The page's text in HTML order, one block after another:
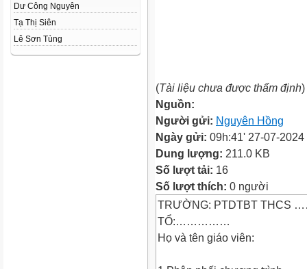
Dư Công Nguyên
Tạ Thị Siên
Lê Sơn Tùng
(Tài liệu chưa được thẩm định)
Nguồn:
Người gửi: Nguyên Hồng
Ngày gửi: 09h:41' 27-07-2024
Dung lượng: 211.0 KB
Số lượt tải: 16
Số lượt thích: 0 người
TRƯỜNG: PTDTBT
TỔ:……………
Họ và tên giáo viên: